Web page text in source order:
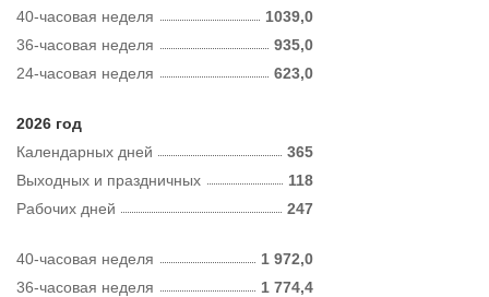
40-часовая неделя
1039,0
36-часовая неделя
935,0
24-часовая неделя
623,0
2026 год
Календарных дней
365
Рабочих дней 247
Выходных и праздничных 118
40-часовая неделя
1 972,0
36-часовая неделя
1 774,4